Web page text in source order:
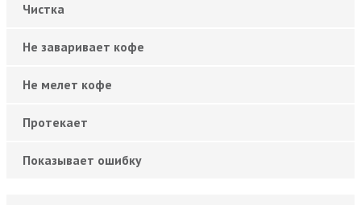
Чистка
Не заваривает кофе
Не мелет кофе
Протекает
Показывает ошибку